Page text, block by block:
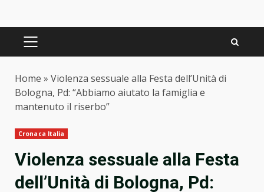
PRIMARY
Home » Violenza sessuale alla Festa dell’Unità di
Bologna, Pd: “Abbiamo aiutato la famiglia e
mantenuto il riserbo”
Cronaca Italia
Violenza sessuale alla Festa
dell’Unità di Bologna, Pd: